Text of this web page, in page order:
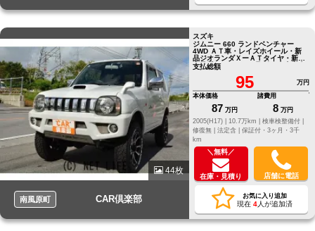
44枚
南風原町 CAR倶楽部
スズキ
ジムニー 660 ランドベンチャー
4WD ＡＴ車・レイズホイール・新
品ジオランダＸーＡＴタイヤ・新品
高品質シートカバー取付・本土中古
車
支払総額
95
万円
本体価格
87 万円
諸費用
8 万円
2005(H17) |
10.7万km |
検車検整備付 |
修復無 | 法定含 | 保証付・3ヶ月・3千
km
＼無料／
在庫・見積り 店舗に電話
お気に入り追加
現在 4人が追加済